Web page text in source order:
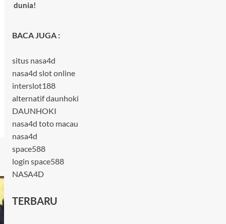
dunia!
BACA JUGA :
situs nasa4d
nasa4d slot online
interslot188
alternatif daunhoki
DAUNHOKI
nasa4d toto macau
nasa4d
space588
login space588
NASA4D
TERBARU